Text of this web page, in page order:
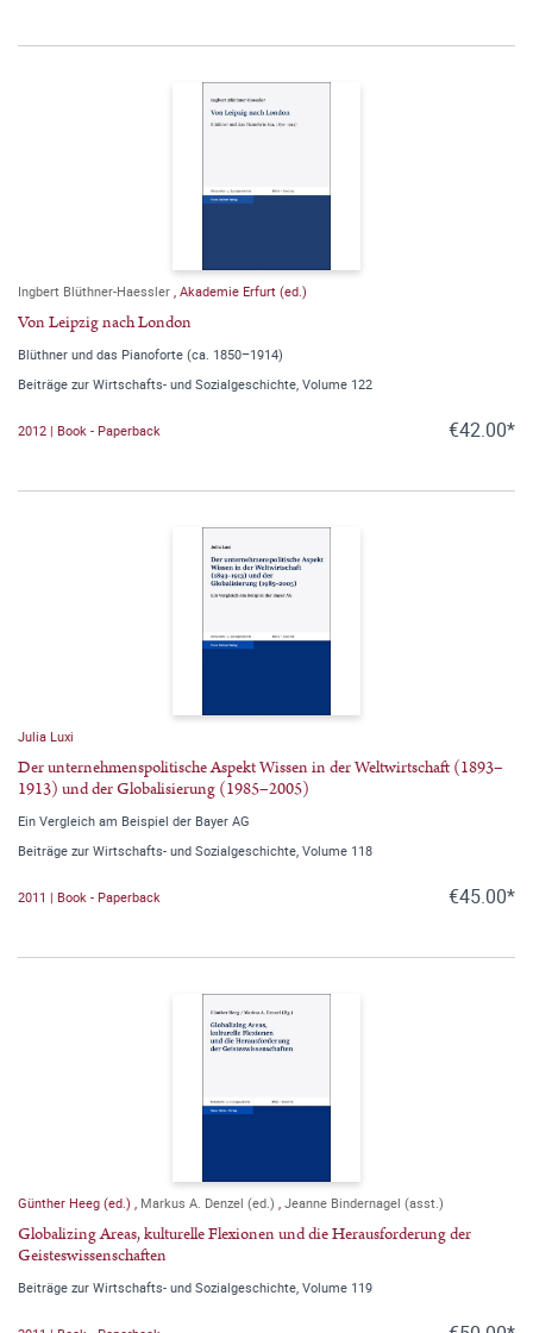
Ingbert Blüthner-Haessler , Akademie Erfurt (ed.)
Von Leipzig nach London
Blüthner und das Pianoforte (ca. 1850–1914)
Beiträge zur Wirtschafts- und Sozialgeschichte, Volume 122
2012 | Book - Paperback €42.00*
Julia Luxi
Der unternehmenspolitische Aspekt Wissen in der Weltwirtschaft (1893–
1913) und der Globalisierung (1985–2005)
Ein Vergleich am Beispiel der Bayer AG
Beiträge zur Wirtschafts- und Sozialgeschichte, Volume 118
2011 | Book - Paperback €45.00*
Günther Heeg (ed.) , Markus A. Denzel (ed.) , Jeanne Bindernagel (asst.)
Globalizing Areas, kulturelle Flexionen und die Herausforderung der
Geisteswissenschaften
Beiträge zur Wirtschafts- und Sozialgeschichte, Volume 119